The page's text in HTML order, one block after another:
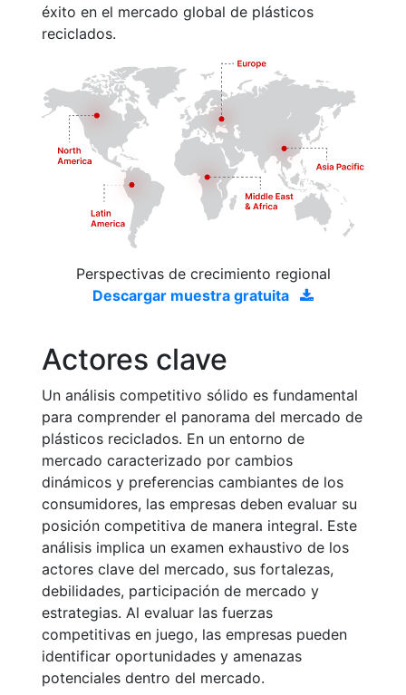
éxito en el mercado global de plásticos
reciclados.
Perspectivas de crecimiento regional
Descargar muestra gratuita
Actores clave
Un análisis competitivo sólido es fundamental
para comprender el panorama del mercado de
plásticos reciclados. En un entorno de
mercado caracterizado por cambios
dinámicos y preferencias cambiantes de los
consumidores, las empresas deben evaluar su
posición competitiva de manera integral. Este
análisis implica un examen exhaustivo de los
actores clave del mercado, sus fortalezas,
debilidades, participación de mercado y
estrategias. Al evaluar las fuerzas
competitivas en juego, las empresas pueden
identificar oportunidades y amenazas
potenciales dentro del mercado.